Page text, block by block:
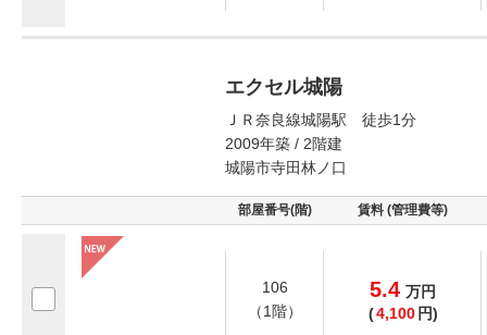
エクセル城陽
ＪＲ奈良線城陽駅 徒歩1分
2009年築 / 2階建
城陽市寺田林ノ口
部屋番号(階) 賃料 (管理費等)
106
（1階）
5.4 万円
(4,100 円)